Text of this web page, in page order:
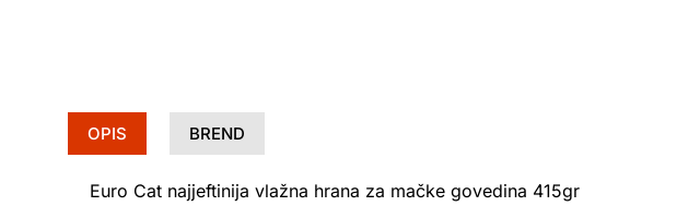
OPIS BREND
Euro Cat najjeftinija vlažna hrana za mačke govedina 415gr